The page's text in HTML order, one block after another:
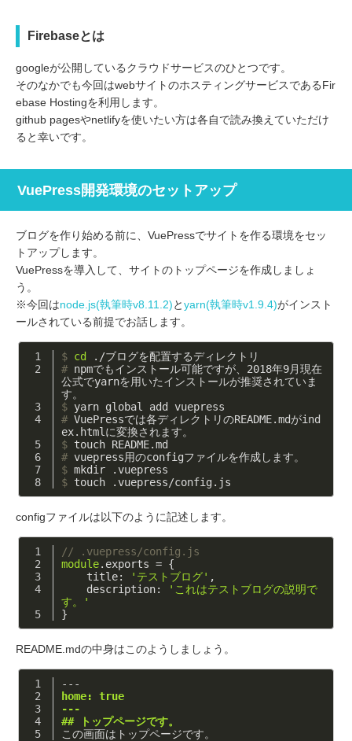
Firebaseとは
googleが公開しているクラウドサービスのひとつです。
そのなかでも今回はwebサイトのホスティングサービスであるFir
ebase Hostingを利用します。
github pagesやnetlifyを使いたい方は各自で読み換えていただけ
ると幸いです。
VuePress開発環境のセットアップ
ブログを作り始める前に、VuePressでサイトを作る環境をセッ
トアップします。
VuePressを導入して、サイトのトップページを作成しましょ
う。
※今回はnode.js(執筆時v8.11.2)とyarn(執筆時v1.9.4)がインスト
ールされている前提でお話します。
$ cd
./ブログを配置するディレクトリ
# npmでもインストール可能ですが、2018年9月現在
公式でyarnを用いたインストールが推奨されていま
す。
$ yarn global add vuepress
# VuePressでは各ディレクトリのREADME.mdがind
ex.htmlに変換されます。
$ touch README.md
# vuepress用のconfigファイルを作成します。
$ mkdir .vuepress
$ touch .vuepress/config.js
configファイルは以下のように記述します。
// .vuepress/config.js
module.exports = {
title: 'テストブログ' ,
description:
'これはテストブログの説明で
す。'
}
README.mdの中身はこのようしましょう。
---
home: true
---
## トップページです。
この画面はトップページです。